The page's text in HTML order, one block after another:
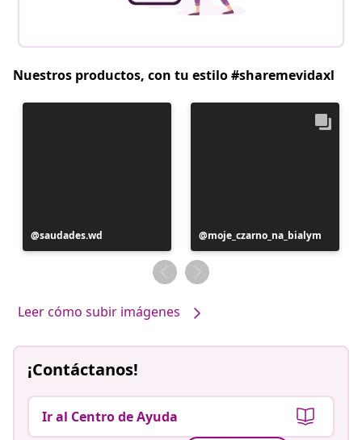
Nuestros productos, con tu estilo #sharemevidaxl
Publicación
realizada
saudades.wd
Publicación
realizada
por
moje_czarno_na_bialym
Leer cómo subir imágenes
¡Contáctanos!
Ir al Centro de Ayuda